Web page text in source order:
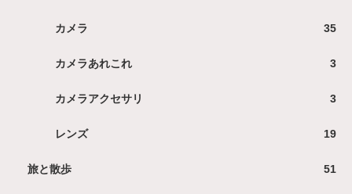
カメラ 35
カメラあれこれ 3
カメラアクセサリ 3
レンズ 19
旅と散歩 51